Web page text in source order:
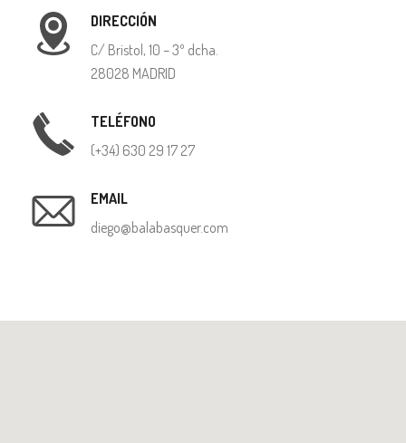
DIRECCIÓN
C/ Bristol, 10 – 3º dcha.
28028 MADRID
TELÉFONO
(+34) 630 29 17 27
EMAIL
diego@balabasquer.com